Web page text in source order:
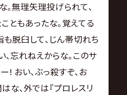
無理矢理投げられて､
ともあったな｡覚えてる
脱臼して､じん帯切れち
､忘れねえからな｡このサ
! おい､ぶっ殺すぞ､お
な､外では『プロレスリ